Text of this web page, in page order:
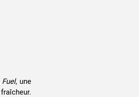
, une